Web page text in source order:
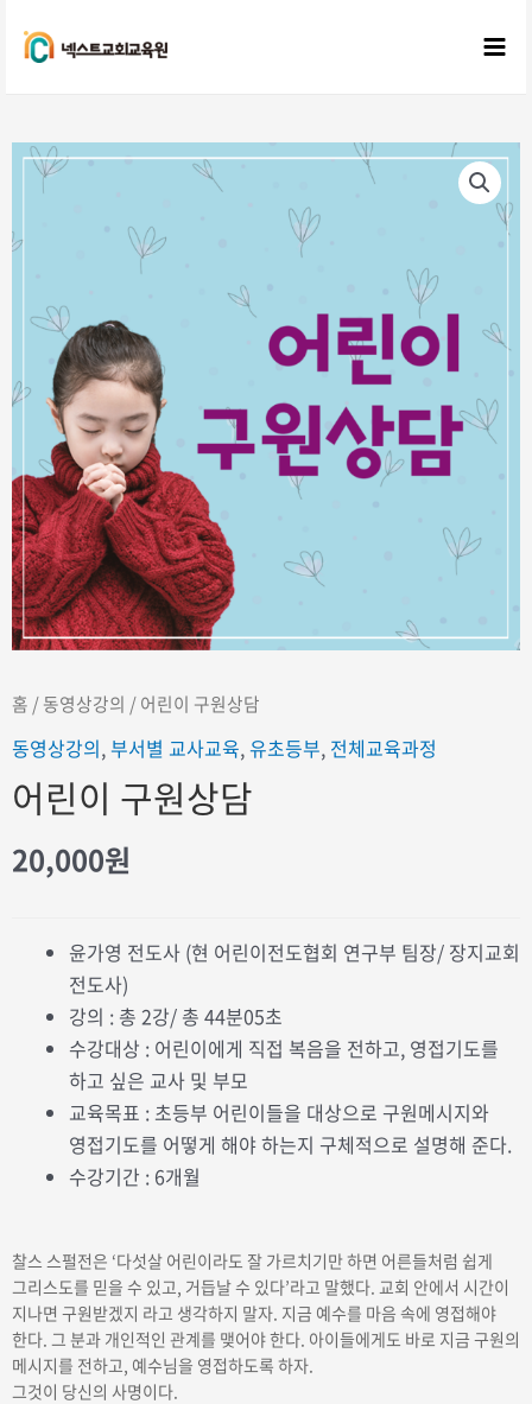
홈 /동영상강의 / 어린이 구원상담
동영상강의, 부서별 교사교육, 유초등부, 전체교육과정
어린이 구원상담
20,000원
윤가영 전도사 (현 어린이전도협회 연구부 팀장/ 장지교회
전도사)
강의 : 총 2강/ 총 44분05초
수강대상 : 어린이에게 직접 복음을 전하고, 영접기도를
하고 싶은 교사 및 부모
교육목표 : 초등부 어린이들을 대상으로 구원메시지와
영접기도를 어떻게 해야 하는지 구체적으로 설명해 준다.
수강기간 : 6개월
찰스 스펄전은 ‘다섯살 어린이라도 잘 가르치기만 하면 어른들처럼 쉽게
그리스도를 믿을 수 있고, 거듭날 수 있다’라고 말했다. 교회 안에서 시간이
지나면 구원받겠지 라고 생각하지 말자. 지금 예수를 마음 속에 영접해야
한다. 그 분과 개인적인 관계를 맺어야 한다. 아이들에게도 바로 지금 구원의
메시지를 전하고, 예수님을 영접하도록 하자.
그것이 당신의 사명이다.